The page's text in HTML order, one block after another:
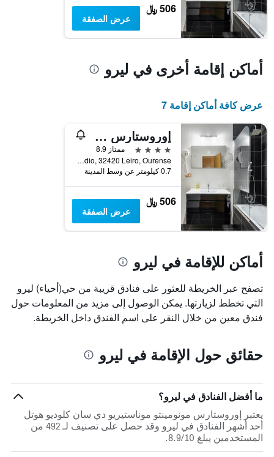
506 ﷼
عرض الصفقة
أماكن إقامة أخرى في ليرو
عرض كافة أماكن إقامة 7
إوروستارس مونومينتو موناستيريو دي سان كلوديو هوتل
4 نجوم
ممتاز 8.9
San Clodio, 32420 Leiro, Ourense, ليرو, غاليسيا, أسبانيا
0.7 كيلومتر عن وسط المدينة
506 ﷼
عرض الصفقة
أماكن للإقامة في ليرو
تصفح عبر الخريطة للعثور على فنادق قريبة من حي(أحياء) ليرو
التي تخطط لزيارتها. يمكن الوصول إلى مزيد من المعلومات حول
فندق معين من خلال النقر على اسم الفندق داخل الخريطة.
حقائق حول الإقامة في ليرو
ما أفضل الفنادق في ليرو؟
يعتبر إوروستارس مونومينتو موناستيريو دي سان كلوديو هوتل
أحد أشهر الفنادق في ليرو وقد حصل على تصنيف لـ 492 من
المستخدمين يبلغ 8.9/10.